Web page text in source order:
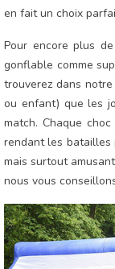
en fait un choix
Pour encore plus
gonflable comme
trouverez dans
ou enfant) que les
match. Chaque
rendant les batailles
mais surtout
nous vous